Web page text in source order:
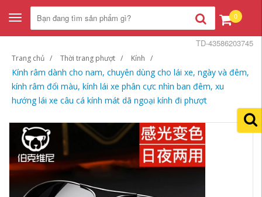
Toggle
navigation
0
Trang chủ Thời trang phượt Kính
Kính râm dành cho nam, chuyên dùng cho lái xe, ngày và đêm,
kính râm đổi màu, kính lái xe phân cực nhìn ban đêm, xu
hướng lái xe câu cá kính mát dã ngoại kính đi phượt
TD-43586203745